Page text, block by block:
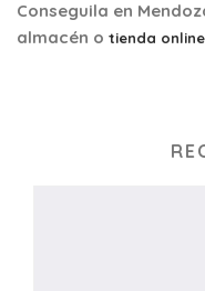
Conseguila en
almacén o tienda